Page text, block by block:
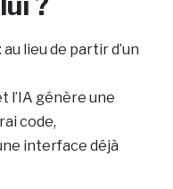
au lieu de partir d’un
l’IA génère une
code,
interface déjà